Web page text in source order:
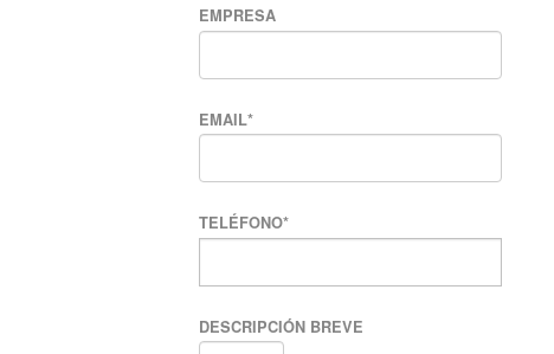
EMPRESA
EMAIL*
TELÉFONO*
DESCRIPCIÓN BREVE